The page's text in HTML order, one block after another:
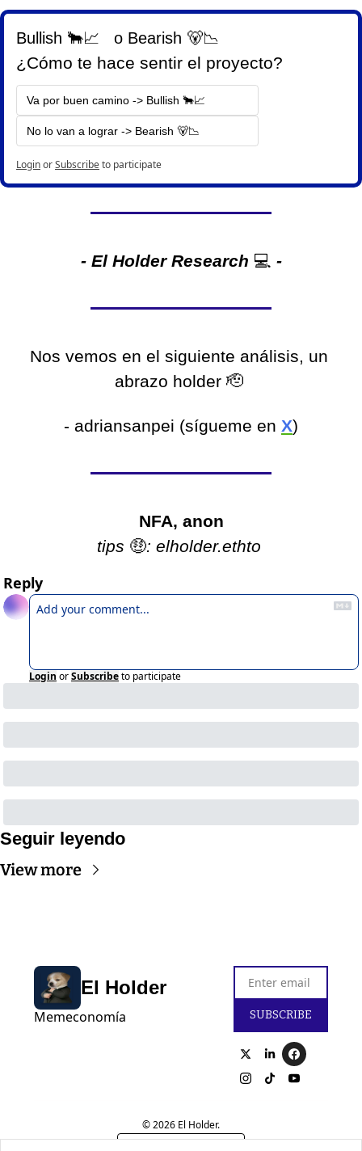
Bullish 🐂📈   o Bearish 🐻📉
¿Cómo te hace sentir el proyecto?
Va por buen camino -> Bullish 🐂📈
No lo van a lograr -> Bearish 🐻📉
LoginorSubscribeto participate
- El Holder Research 💻 -
Nos vemos en el siguiente análisis, un
abrazo holder 🫡
- adriansanpei (sígueme en X)
NFA, anon
tips 🤑: elholder.ethto
Reply
Login orSubscribeto participate
Seguir leyendo
View more
El Holder
Memeconomía SUBSCRIBE
© 2026 El Holder.